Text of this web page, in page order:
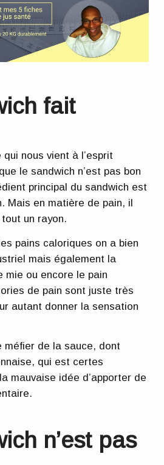
fait
nous vient à l’esprit
le sandwich n’est pas bon
principal du sandwich est
Mais en matière de pain, il
un rayon.
pains caloriques on a bien
mais également la
mie ou encore le pain
de pain sont juste très
autant donner la sensation
méfier de la sauce, dont
, qui est certes
mauvaise idée d’apporter de
n’est pas